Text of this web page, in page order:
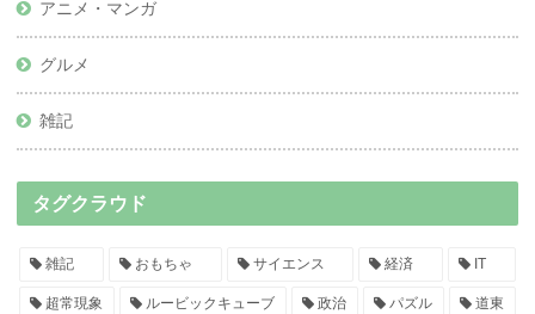
アニメ・マンガ
グルメ
雑記
タグクラウド
雑記 おもちゃ サイエンス 経済 IT
超常現象 ルービックキューブ 政治 パズル 道東